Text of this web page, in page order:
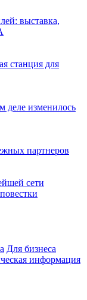
выставка,
станция для
деле изменилось
партнеров
сети
Для бизнеса
информация